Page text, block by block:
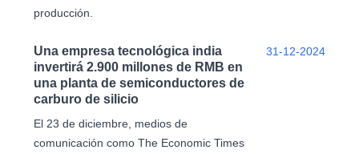
producción.
Una empresa tecnológica india
invertirá 2.900 millones de RMB en
una planta de semiconductores de
carburo de silicio
El 23 de diciembre, medios de
comunicación como The Economic Times
31-12-2024